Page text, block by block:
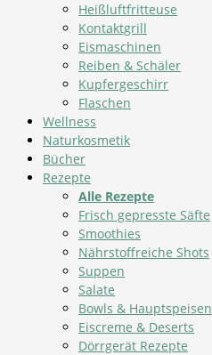
Heißluftfritteuse
Kontaktgrill
Eismaschinen
Reiben & Schäler
Kupfergeschirr
Flaschen
Wellness
Naturkosmetik
Bücher
Rezepte
Alle Rezepte
Frisch gepresste Säfte
Smoothies
Nährstoffreiche Shots
Suppen
Salate
Bowls & Hauptspeisen
Eiscreme & Deserts
Dörrgerät Rezepte